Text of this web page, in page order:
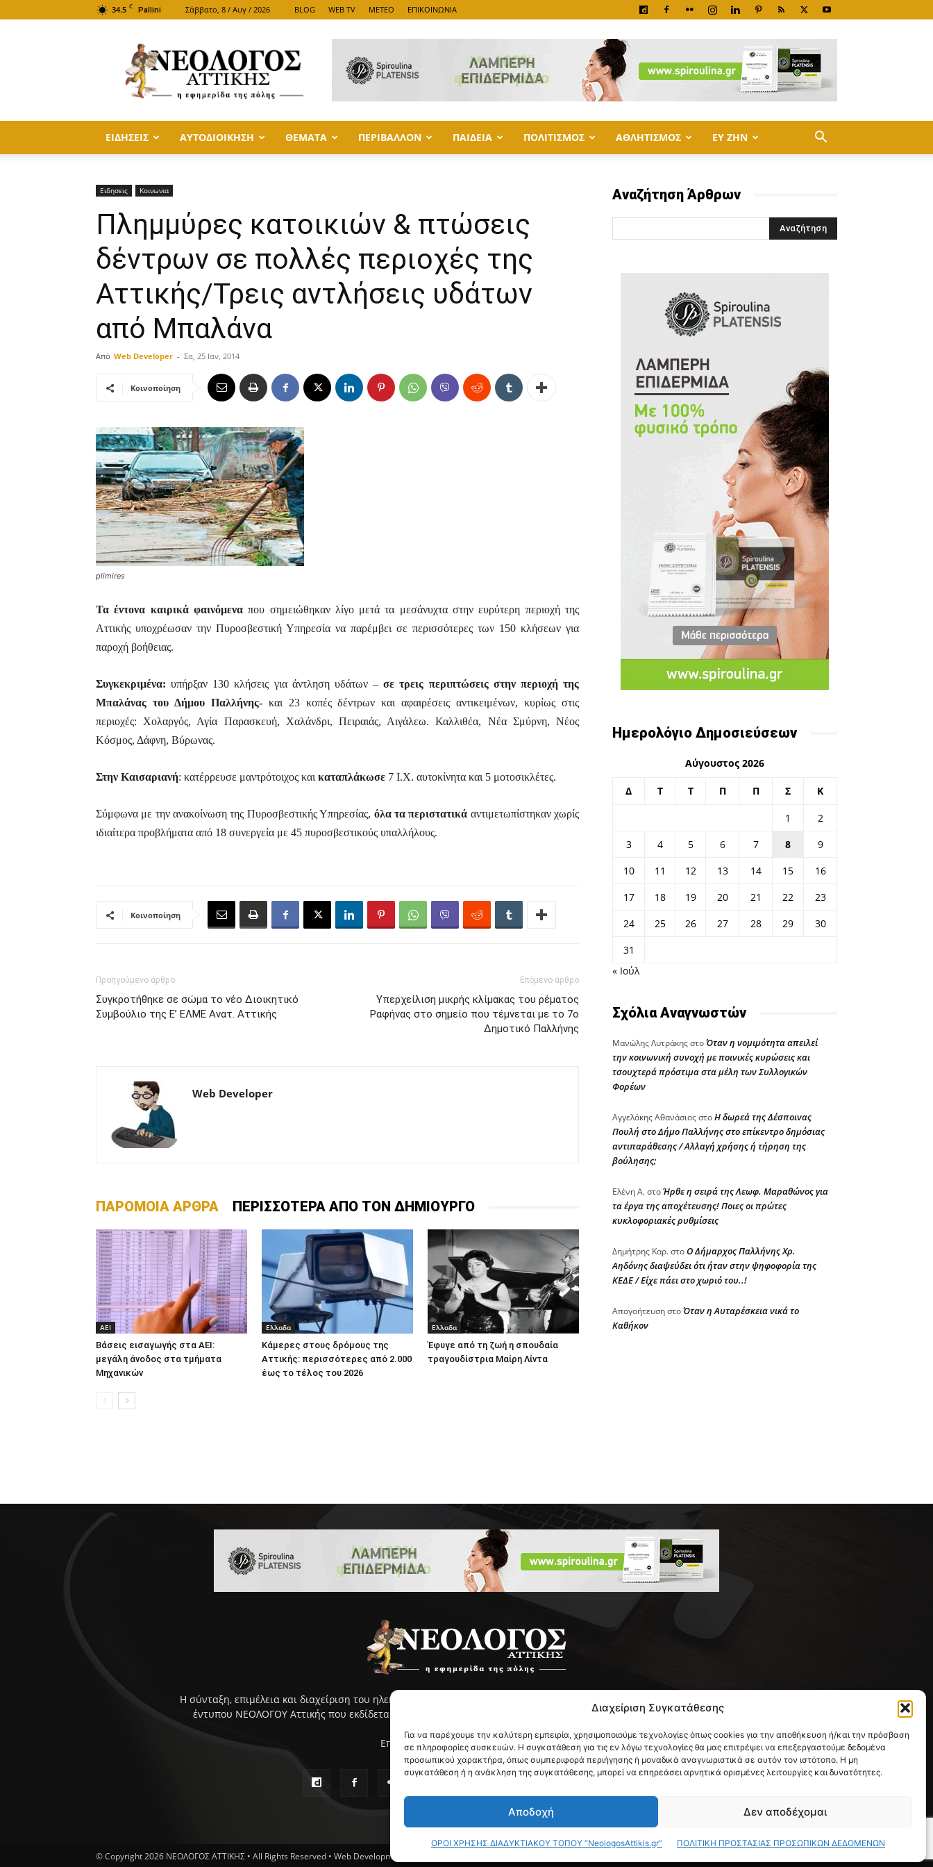
Διαχείριση Συγκατάθεσης
Για να παρέχουμε την καλύτερη εμπειρία, χρησιμοποιούμε τεχνολογίες όπως cookies για την αποθήκευση ή/και την πρόσβαση
σε πληροφορίες συσκευών. Η συγκατάθεση για τις εν λόγω τεχνολογίες θα μας επιτρέψει να επεξεργαστούμε δεδομένα
προσωπικού χαρακτήρα, όπως συμπεριφορά περιήγησης ή μοναδικά αναγνωριστικά σε αυτόν τον ιστότοπο. Η μη
συγκατάθεση ή η ανάκληση της συγκατάθεσης, μπορεί να επηρεάσει αρνητικά ορισμένες λειτουργίες και δυνατότητες.
Αποδοχή Δεν αποδέχομαι
ΟΡΟΙ ΧΡΗΣΗΣ ΔΙΑΔΥΚΤΙΑΚΟΥ ΤΟΠΟΥ “NeologosAttikis.gr” ΠΟΛΙΤΙΚΗ ΠΡΟΣΤΑΣΙΑΣ ΠΡΟΣΩΠΙΚΩΝ ΔΕΔΟΜΕΝΩΝ
34.5 C Pallini Σάββατο, 8 / Αυγ / 2026 BLOG WEB TV METEO ΕΠΙΚΟΙΝΩΝΙΑ
ΑΤΤΙΚΗΣ
ΕΙΔΗΣΕΙΣ ΑΥΤΟΔΙΟΙΚΗΣΗ ΘΕΜΑΤΑ ΠΕΡΙΒΑΛΛΟΝ ΠΑΙΔΕΙΑ ΠΟΛΙΤΙΣΜΟΣ ΑΘΛΗΤΙΣΜΟΣ ΕΥ ΖΗΝ
Ειδησεις Κοινωνια
Πλημμύρες κατοικιών & πτώσεις
δέντρων σε πολλές περιοχές της
Αττικής/Τρεις αντλήσεις υδάτων
από Μπαλάνα
Από Web Developer - Σα, 25 Ιαν, 2014
Κοινοποίηση
plimires
Τα έντονα καιρικά φαινόμεναπου σημειώθηκαν λίγο μετά τα μεσάνυχτα στην ευρύτερη περιοχή της
Αττικής υποχρέωσαν την Πυροσβεστική Υπηρεσία να παρέμβει σε περισσότερες των 150 κλήσεων για
παροχή βοήθειας.
Συγκεκριμένα: υπήρξαν 130 κλήσεις για άντληση υδάτων –σε τρεις περιπτώσεις στην περιοχή της
Μπαλάνας του Δήμου Παλλήνης-και 23 κοπές δέντρων και αφαιρέσεις αντικειμένων, κυρίως στις
περιοχές: Χολαργός, Αγία Παρασκευή, Χαλάνδρι, Πειραιάς, Αιγάλεω. Καλλιθέα, Νέα Σμύρνη, Νέος
Κόσμος, Δάφνη, Βύρωνας.
Στην Καισαριανή: κατέρρευσε μαντρότοιχος και καταπλάκωσε 7 Ι.Χ. αυτοκίνητα και 5 μοτοσικλέτες.
Σύμφωνα με την ανακοίνωση της Πυροσβεστικής Υπηρεσίας, όλα τα περιστατικά αντιμετωπίστηκαν χωρίς
ιδιαίτερα προβλήματα από 18 συνεργεία με 45 πυροσβεστικούς υπαλλήλους.
Κοινοποίηση
Προηγούμενο άρθρο
Συγκροτήθηκε σε σώμα το νέο Διοικητικό
Συμβούλιο της Ε’ ΕΛΜΕ Ανατ. Αττικής
Επόμενο άρθρο
Υπερχείλιση μικρής κλίμακας του ρέματος
Ραφήνας στο σημείο που τέμνεται με το 7ο
Δημοτικό Παλλήνης
Web Developer
ΠΑΡΟΜΟΙΑ ΑΡΘΡΑ ΠΕΡΙΣΣΟΤΕΡΑ ΑΠΟ ΤΟΝ ΔΗΜΙΟΥΡΓΟ
ΑΕΙ
Βάσεις εισαγωγής στα ΑΕΙ:
μεγάλη άνοδος στα τμήματα
Μηχανικών
Ελλαδα
Κάμερες στους δρόμους της
Αττικής: περισσότερες από 2.000
έως το τέλος του 2026
Ελλαδα
Έφυγε από τη ζωή η σπουδαία
τραγουδίστρια Μαίρη Λίντα
Αναζήτηση Άρθρων
Ημερολόγιο Δημοσιεύσεων
Αύγουστος 2026
Δ Τ Τ Π Π Σ Κ
1
2
3
4 5 6 7 8
9
10
11 12 13 14 15
16
17
18 19 20 21 22
23
24
25 26 27 28 29
30
31
« Ιούλ
Σχόλια Αναγνωστών
Μανώλης ΛυτράκηςστοΌταν η νομιμότητα απειλεί
την κοινωνική συνοχή με ποινικές κυρώσεις και
τσουχτερά πρόστιμα στα μέλη των Συλλογικών
Φορέων
Αγγελάκης ΑθανάσιοςστοΗ δωρεά της Δέσποινας
Πουλή στο Δήμο Παλλήνης στο επίκεντρο δημόσιας
αντιπαράθεσης / Αλλαγή χρήσης ή τήρηση της
βούλησης;
Ελένη Α.στοΉρθε η σειρά της Λεωφ. Μαραθώνος για
τα έργα της αποχέτευσης! Ποιες οι πρώτες
κυκλοφοριακές ρυθμίσεις
Δημήτρης Καρ.στοΟ Δήμαρχος Παλλήνης Χρ.
Αηδόνης διαψεύδει ότι ήταν στην ψηφοφορία της
ΚΕΔΕ / Είχε πάει στο χωριό του..!
ΑπογοήτευσηστοΌταν η Αυταρέσκεια νικά το
Καθήκον
Η σύνταξη, επιμέλεια και διαχείριση του ηλεκτρονικού ΝΕΟΛΟΓΟΥ Αττικής γίνεται με ευθύνη της συντακτικής ομάδας του
έντυπου ΝΕΟΛΟΓΟΥ Αττικής που εκδίδεται από το 2005 και κυκλοφορεί στην ανατολική Αττική με έδρα την Παλλήνη.
Επικοινωνία:info@neologosattikis.gr
© Copyright 2026 ΝΕΟΛΟΓΟΣ ΑΤΤΙΚΗΣ • All Rights Reserved • Web Development and Powered by